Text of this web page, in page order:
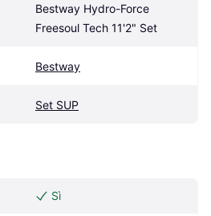
Bestway Hydro-Force
Freesoul Tech 11'2" Set
Bestway
Set SUP
Sì